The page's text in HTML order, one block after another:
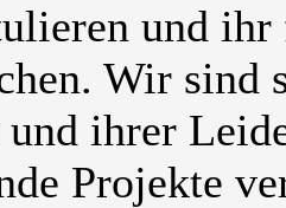
und
Wir sind
und ihrer
Projekte